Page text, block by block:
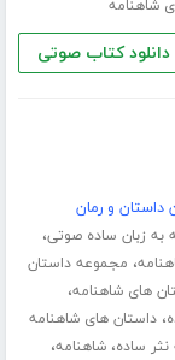
شاهنامه
دانلود کتاب صوتی
داستان و رمان
به زبان ساده صوتی،
، مجموعه داستان
های شاهنامه،
،داستان های شاهنامه
ساده،شاهنامه،